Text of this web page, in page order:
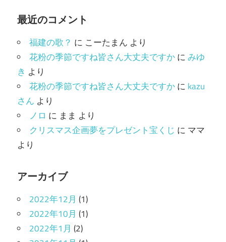
ゴ
ー
最近のコメント
福建の歌？ に こーたまん より
花粉の季節ですね皆さん大丈夫ですかにみゆ
き より
花粉の季節ですね皆さん大丈夫ですかに kazu
さん より
ノロ に まま より
クリスマス企画夢をプレゼント宝くじ に ママ
より
アーカイブ
2022年12月 (1)
2022年10月 (1)
2022年1月 (2)